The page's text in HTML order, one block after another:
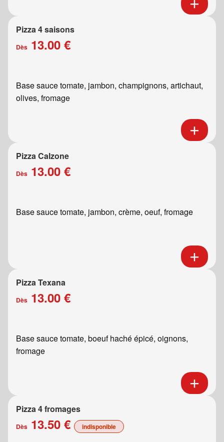
Pizza 4 saisons
Dès 13.00 €
Base sauce tomate, jambon, champignons, artichaut,
olives, fromage
Pizza Calzone
Dès 13.00 €
Base sauce tomate, jambon, crème, oeuf, fromage
Pizza Texana
Dès 13.00 €
Base sauce tomate, boeuf haché épicé, oignons,
fromage
Pizza 4 fromages
Dès 13.50 € indisponible